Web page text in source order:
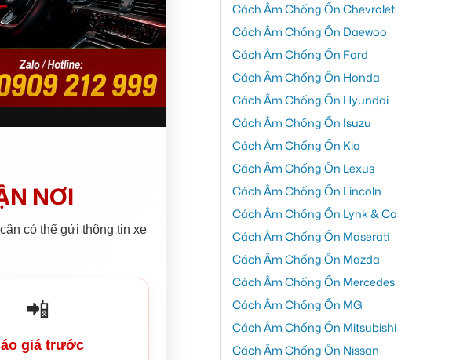
NƠI
có thể gửi thông tin xe
📲
giá trước
Cách Âm Chống Ồn Chevrolet
Cách Âm Chống Ồn Daewoo
Cách Âm Chống Ồn Ford
Cách Âm Chống Ồn Honda
Cách Âm Chống Ồn Hyundai
Cách Âm Chống Ồn Isuzu
Cách Âm Chống Ồn Kia
Cách Âm Chống Ồn Lexus
Cách Âm Chống Ồn Lincoln
Cách Âm Chống Ồn Lynk & Co
Cách Âm Chống Ồn Maserati
Cách Âm Chống Ồn Mazda
Cách Âm Chống Ồn Mercedes
Cách Âm Chống Ồn MG
Cách Âm Chống Ồn Mitsubishi
Cách Âm Chống Ồn Nissan